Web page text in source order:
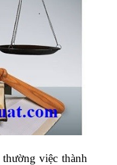
việc thành